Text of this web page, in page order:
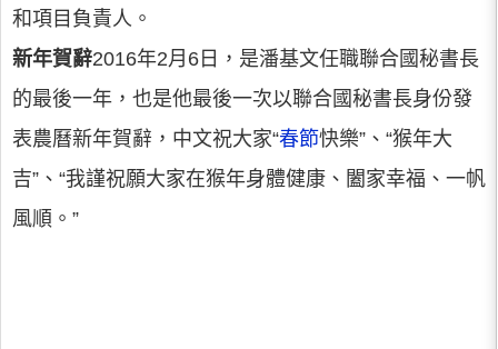
和項目負責人。
新年賀辭2016年2月6日，是潘基文任職聯合國秘書長
的最後一年，也是他最後一次以聯合國秘書長身份發
表農曆新年賀辭，中文祝大家“春節快樂”、“猴年大
吉”、“我謹祝願大家在猴年身體健康、闔家幸福、一帆
風順。”